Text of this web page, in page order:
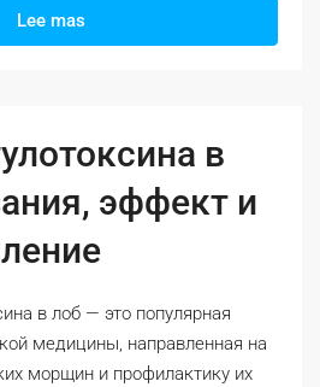
Lee mas
в
эффект и
в лоб — это популярная
медицины, направленная на
морщин и профилактику их